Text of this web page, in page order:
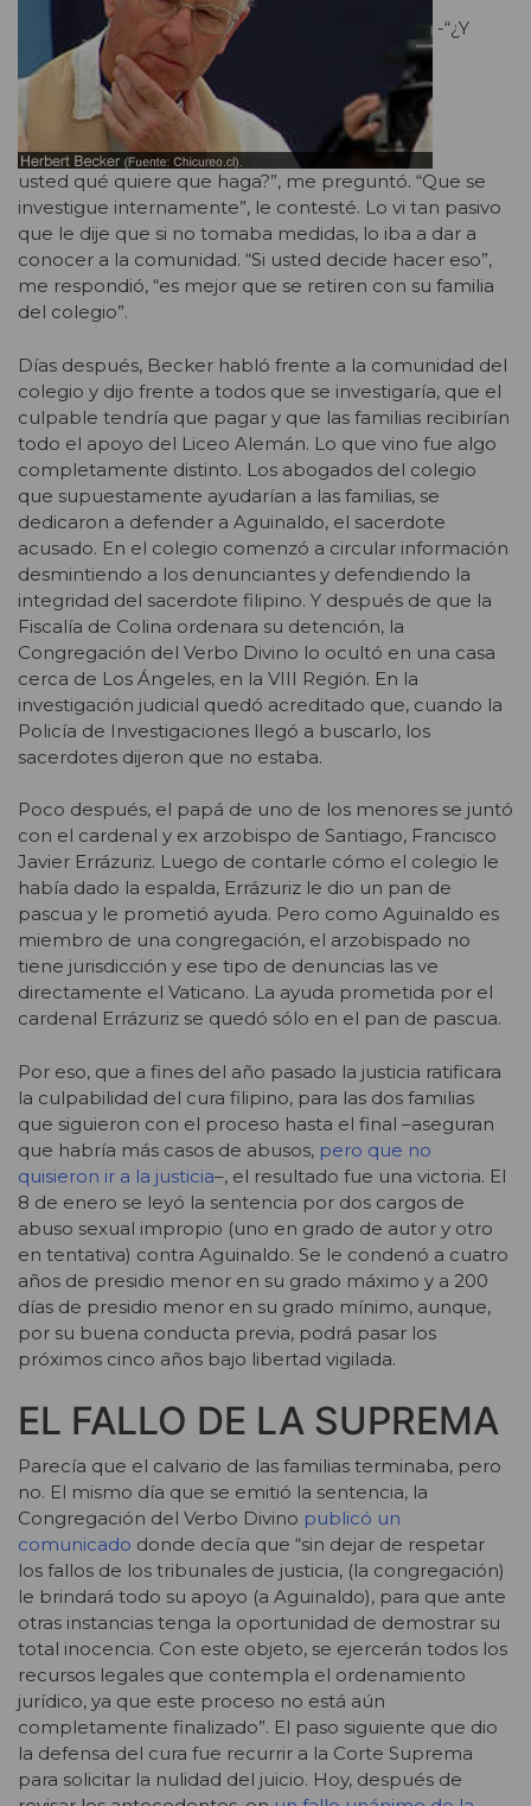
-“¿Y
usted qué quiere que haga?”, me preguntó. “Que se
investigue internamente”, le contesté. Lo vi tan pasivo
que le dije que si no tomaba medidas, lo iba a dar a
conocer a la comunidad. “Si usted decide hacer eso”,
me respondió, “es mejor que se retiren con su familia
del colegio”.
Días después, Becker habló frente a la comunidad del
colegio y dijo frente a todos que se investigaría, que el
culpable tendría que pagar y que las familias recibirían
todo el apoyo del Liceo Alemán. Lo que vino fue algo
completamente distinto. Los abogados del colegio
que supuestamente ayudarían a las familias, se
dedicaron a defender a Aguinaldo, el sacerdote
acusado. En el colegio comenzó a circular información
desmintiendo a los denunciantes y defendiendo la
integridad del sacerdote filipino. Y después de que la
Fiscalía de Colina ordenara su detención, la
Congregación del Verbo Divino lo ocultó en una casa
cerca de Los Ángeles, en la VIII Región. En la
investigación judicial quedó acreditado que, cuando la
Policía de Investigaciones llegó a buscarlo, los
sacerdotes dijeron que no estaba.
Poco después, el papá de uno de los menores se juntó
con el cardenal y ex arzobispo de Santiago, Francisco
Javier Errázuriz. Luego de contarle cómo el colegio le
había dado la espalda, Errázuriz le dio un pan de
pascua y le prometió ayuda. Pero como Aguinaldo es
miembro de una congregación, el arzobispado no
tiene jurisdicción y ese tipo de denuncias las ve
directamente el Vaticano. La ayuda prometida por el
cardenal Errázuriz se quedó sólo en el pan de pascua.
Por eso, que a fines del año pasado la justicia ratificara
la culpabilidad del cura filipino, para las dos familias
que siguieron con el proceso hasta el final –aseguran
que habría más casos de abusos, pero que no
quisieron ir a la justicia–, el resultado fue una victoria. El
8 de enero se leyó la sentencia por dos cargos de
abuso sexual impropio (uno en grado de autor y otro
en tentativa) contra Aguinaldo. Se le condenó a cuatro
años de presidio menor en su grado máximo y a 200
días de presidio menor en su grado mínimo, aunque,
por su buena conducta previa, podrá pasar los
próximos cinco años bajo libertad vigilada.
EL FALLO DE LA SUPREMA
Parecía que el calvario de las familias terminaba, pero
no. El mismo día que se emitió la sentencia, la
Congregación del Verbo Divino publicó un
comunicado donde decía que “sin dejar de respetar
los fallos de los tribunales de justicia, (la congregación)
le brindará todo su apoyo (a Aguinaldo), para que ante
otras instancias tenga la oportunidad de demostrar su
total inocencia. Con este objeto, se ejercerán todos los
recursos legales que contempla el ordenamiento
jurídico, ya que este proceso no está aún
completamente finalizado”. El paso siguiente que dio
la defensa del cura fue recurrir a la Corte Suprema
para solicitar la nulidad del juicio. Hoy, después de